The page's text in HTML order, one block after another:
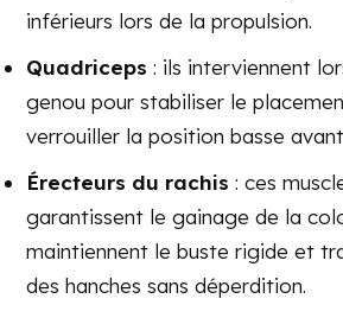
inférieurs lors de la propulsion.
Quadriceps : ils interviennent
genou pour stabiliser le
verrouiller la position basse
Érecteurs du rachis : ces
garantissent le gainage de la
maintiennent le buste rigide et
des hanches sans déperdition.